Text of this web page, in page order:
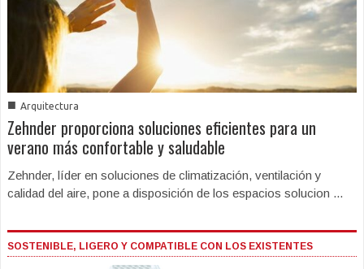
■ Arquitectura
Zehnder proporciona soluciones eficientes para un
verano más confortable y saludable
Zehnder, líder en soluciones de climatización, ventilación y
calidad del aire, pone a disposición de los espacios solucion ...
SOSTENIBLE, LIGERO Y COMPATIBLE CON LOS EXISTENTES